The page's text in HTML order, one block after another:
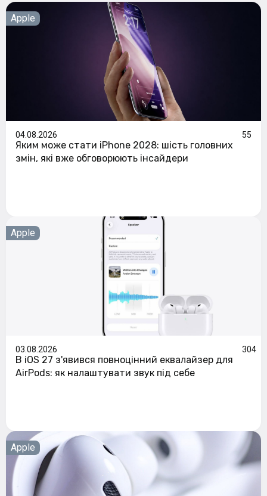
Apple
04.08.2026 55
Яким може стати iPhone 2028: шість головних
змін, які вже обговорюють інсайдери
Apple
03.08.2026 304
В iOS 27 з'явився повноцінний еквалайзер для
AirPods: як налаштувати звук під себе
Apple